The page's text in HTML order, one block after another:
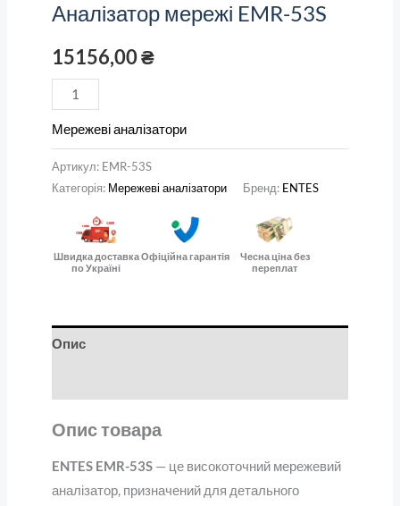
Аналізатор мережі EMR-53S
15156,00₴
Мережеві аналізатори
Артикул: EMR-53S
Категорія: Мережеві аналізатори Бренд: ENTES
Швидка доставка
по Україні
Офіційна гарантія
Чесна ціна без
переплат
Опис
Опис товара
ENTES EMR-53S— це високоточний мережевий
аналізатор, призначений для детального